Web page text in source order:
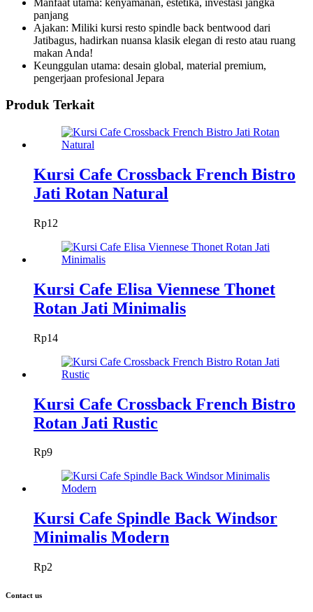
panjang
Ajakan: Miliki kursi resto spindle back bentwood dari
Jatibagus, hadirkan nuansa klasik elegan di resto atau ruang
makan Anda!
Keunggulan utama: desain global, material premium,
pengerjaan profesional Jepara
Produk Terkait
Kursi Cafe Crossback French Bistro
Jati Rotan Natural
Rp12
Kursi Cafe Elisa Viennese Thonet
Rotan Jati Minimalis
Rp14
Kursi Cafe Crossback French Bistro
Rotan Jati Rustic
Rp9
Kursi Cafe Spindle Back Windsor
Minimalis Modern
Rp2
Contact us